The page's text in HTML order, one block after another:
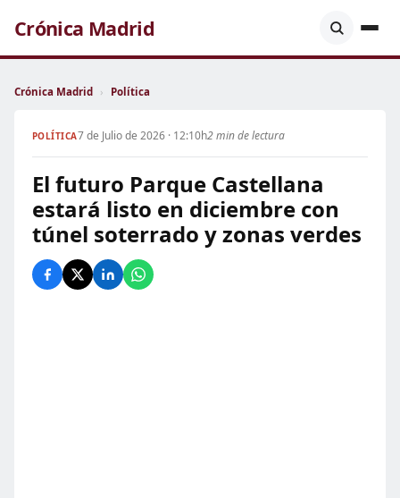
Crónica Madrid
Crónica Madrid › Política
POLÍTICA7 de Julio de 2026 · 12:10h2 min de lectura
El futuro Parque Castellana
estará listo en diciembre con
túnel soterrado y zonas verdes